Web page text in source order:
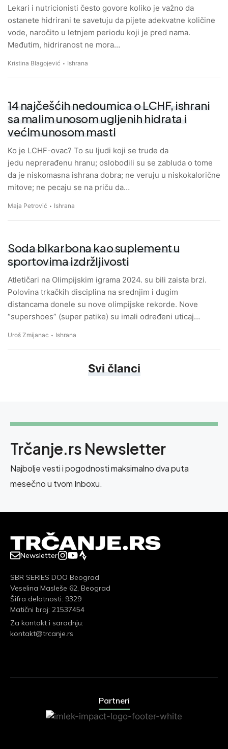
Lekari i nutricionisti često govore koliko je važno da
ostanete hidrirani te savetuju da pijete adekvatne količine
vode, naročito u letnjem periodu koji je pred nama.
Međutim, hidriranost ne mora…
Kristina Blagojević Ishrana
14 najčešćih nedoumica o LCHF, ishrani
sa malim unosom ugljenih hidrata i
većim unosom masti
Ko je LCHF-ovac? To su ljudi koji se trude da
jedu neprerađenu hranu; oslobodili su se zabluda o tome
da je niskomasna ishrana dobra; ne veruju u niskokalorične
mitove; ne pecaju se na priču da…
Maja Petrović Ishrana
Soda bikarbona kao suplement u
sportovima izdržljivosti
Atletičari na Olimpijskim igrama 2024. su bili zaista brzi.
Polovina trkačkih disciplina na srednjim i dugim
distancama donele su nove olimpijske rekorde. Nove
“supershoes” (super patike) su imali određeni uticaj…
Uroš Zmijanac Ishrana
Svi članci
Trčanje.rs Newsletter
Najbolje vesti i pogodnosti maksimalno dva puta
mesečno u tvom Inboxu.
Newsletter
SBR SERIES DOO Beograd
Veselina Masleše 62, Beograd
Šifra delatnosti: 9329
Matični broj: 21537454
Za kontakt i saradnju:
kontakt@trcanje.rs
Partneri